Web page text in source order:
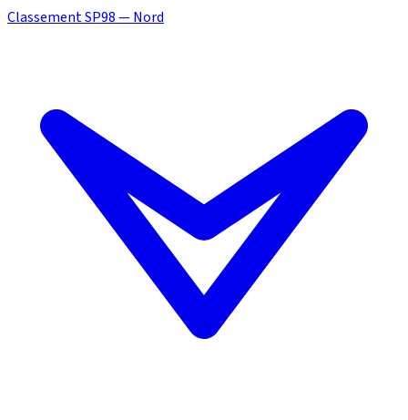
Classement SP98 — Nord